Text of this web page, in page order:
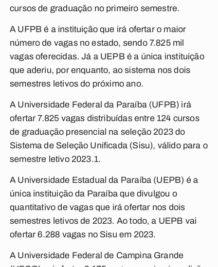
cursos de graduação no primeiro semestre.
A UFPB é a instituição que irá ofertar o maior
número de vagas no estado, sendo 7.825 mil
vagas oferecidas. Já a UEPB é a única instituição
que aderiu, por enquanto, ao sistema nos dois
semestres letivos do próximo ano.
A Universidade Federal da Paraíba (UFPB) irá
ofertar 7.825 vagas distribuídas entre 124 cursos
de graduação presencial na seleção 2023 do
Sistema de Seleção Unificada (Sisu), válido para o
semestre letivo 2023.1.
A Universidade Estadual da Paraíba (UEPB) é a
única instituição da Paraíba que divulgou o
quantitativo de vagas que irá ofertar nos dois
semestres letivos de 2023. Ao todo, a UEPB vai
ofertar 6.288 vagas no Sisu em 2023.
A Universidade Federal de Campina Grande